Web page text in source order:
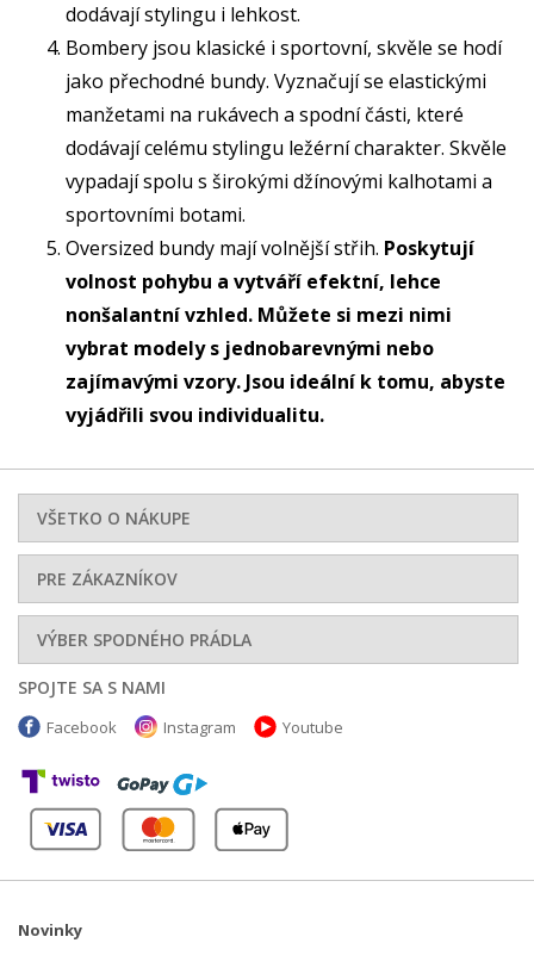
dodávají stylingu i lehkost.
Bombery jsou klasické i sportovní, skvěle se hodí
jako přechodné bundy. Vyznačují se elastickými
manžetami na rukávech a spodní části, které
dodávají celému stylingu ležérní charakter. Skvěle
vypadají spolu s širokými džínovými kalhotami a
sportovními botami.
Oversized bundy mají volnější střih. Poskytují
volnost pohybu a vytváří efektní, lehce
nonšalantní vzhled. Můžete si mezi nimi
vybrat modely s jednobarevnými nebo
zajímavými vzory. Jsou ideální k tomu, abyste
vyjádřili svou individualitu.
VŠETKO O NÁKUPE
PRE ZÁKAZNÍKOV
VÝBER SPODNÉHO PRÁDLA
SPOJTE SA S NAMI
Facebook Instagram Youtube
Novinky